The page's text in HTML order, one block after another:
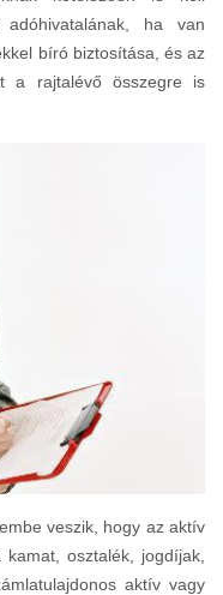
ha van
bíró biztosítása, és az
a rajtalévő összegre is
veszik, hogy az aktív
osztalék, jogdíjak,
aktív vagy